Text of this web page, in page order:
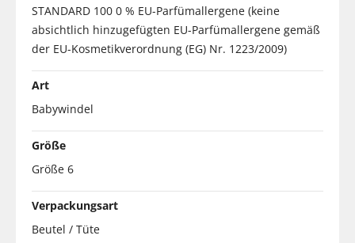
STANDARD 100 0 % EU-Parfümallergene (keine
absichtlich hinzugefügten EU-Parfümallergene gemäß
der EU-Kosmetikverordnung (EG) Nr. 1223/2009)
Art
Babywindel
Größe
Größe 6
Verpackungsart
Beutel / Tüte